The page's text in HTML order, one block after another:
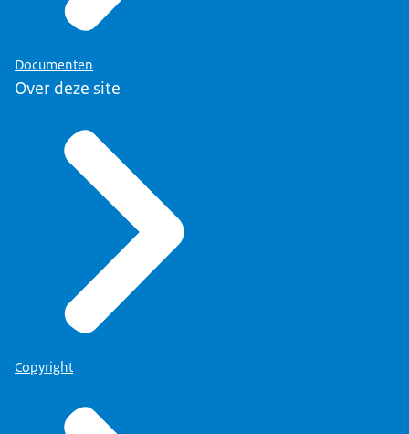
Documenten
Over deze site
Copyright